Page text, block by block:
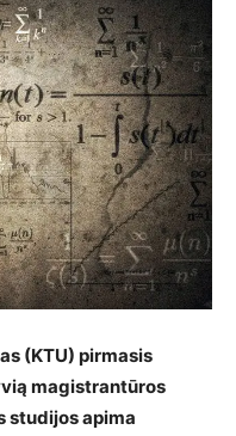
(KTU) pirmasis
magistrantūros
studijos apima